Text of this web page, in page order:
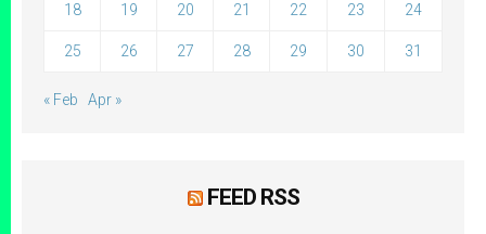
18 19 20 21 22 23 24
25 26 27 28 29 30 31
« Feb Apr »
FEED RSS